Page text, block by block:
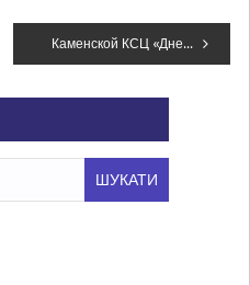
Каменской КСЦ «Днепровец» передадут в аренду компании «МиКомп»